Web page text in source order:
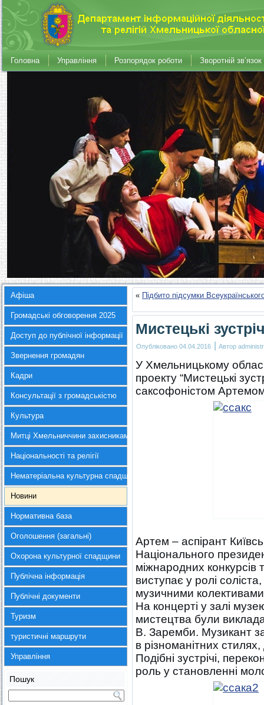
Головна Управління Розпорядок роботи Зворотній зв’язок
Афіша
Громадські обговорення 2025
Доступ до публічної інформації
Звернення громадян
Кадри
Консультації з громадськістю
Культура
Митці Хмельниччини захисникам України
Національності та релігії
Нематеріальна культурна спадщина
Новини
Нормативна база
Оголошення (загальні)
Охорона культурної спадщини
Публічна інформація
Публічні документи
Туризм
туристичні маршрути
Управління
Пошук
« Підбито підсумки
Мистецькі
Опубліковано 04.04.2016 | Автор
У Хмельницькому
проекту “Мистецькі
саксофоністом
Артем – аспірант
Національного
міжнародних конкурсів
виступає у ролі
музичними
На концерті у залі
мистецтва були
В. Заремби. Музикант
в різноманітних
Подібні зустрічі,
роль у становленні